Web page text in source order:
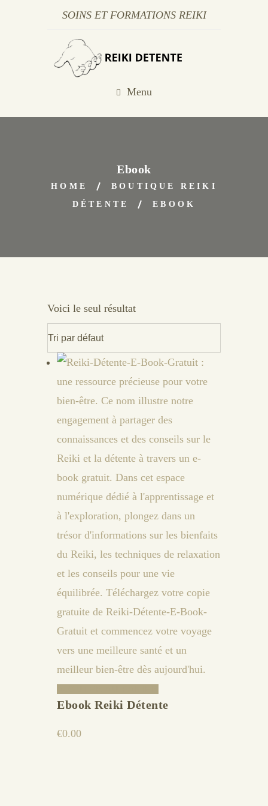
SOINS ET FORMATIONS REIKI
Menu
Ebook
HOME
BOUTIQUE REIKI
DÉTENTE
EBOOK
Voici le seul résultat
Ebook Reiki Détente
€0.00